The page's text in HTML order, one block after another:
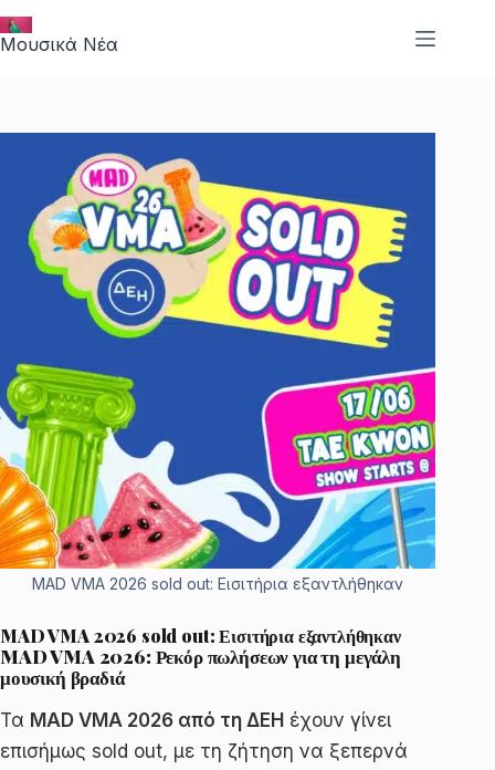
στο
περιεχόμενο
Μουσικά Νέα
MAD VMA 2026 sold out: Εισιτήρια εξαντλήθηκαν
MAD VMA 2026 sold out: Εισιτήρια εξαντλήθηκαν
MAD VMA 2026: Ρεκόρ πωλήσεων για τη μεγάλη
μουσική βραδιά
Τα MAD VMA 2026 από τη ΔΕΗ έχουν γίνει
επισήμως sold out, με τη ζήτηση να ξεπερνά